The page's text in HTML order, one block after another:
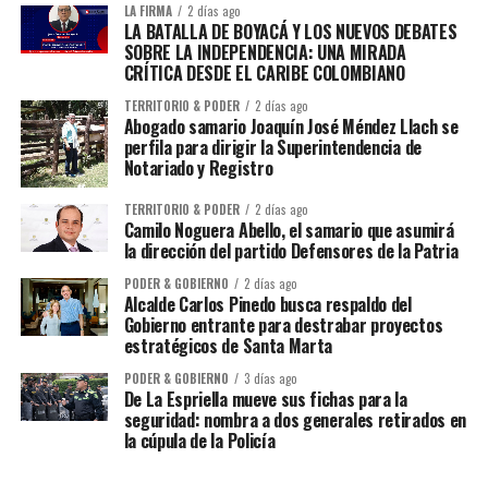
LA FIRMA 2 días ago
LA BATALLA DE BOYACÁ Y LOS NUEVOS DEBATES
SOBRE LA INDEPENDENCIA: UNA MIRADA
CRÍTICA DESDE EL CARIBE COLOMBIANO
TERRITORIO & PODER 2 días ago
Abogado samario Joaquín José Méndez Llach se
perfila para dirigir la Superintendencia de
Notariado y Registro
TERRITORIO & PODER 2 días ago
Camilo Noguera Abello, el samario que asumirá
la dirección del partido Defensores de la Patria
PODER & GOBIERNO 2 días ago
Alcalde Carlos Pinedo busca respaldo del
Gobierno entrante para destrabar proyectos
estratégicos de Santa Marta
PODER & GOBIERNO 3 días ago
De La Espriella mueve sus fichas para la
seguridad: nombra a dos generales retirados en
la cúpula de la Policía